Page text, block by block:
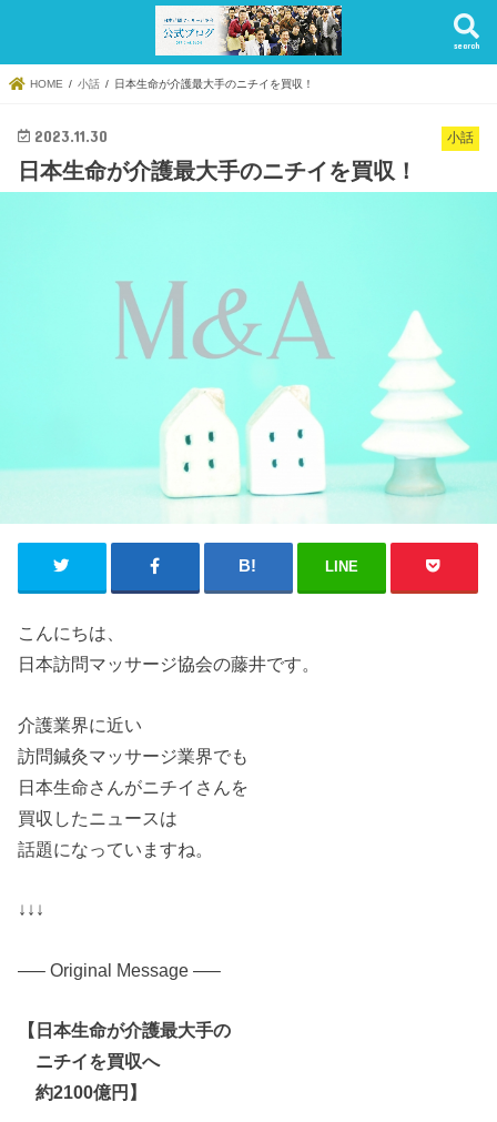
search
HOME 小話 日本生命が介護最大手のニチイを買収！
小話
2023.11.30
日本生命が介護最大手のニチイを買収！
LINE
こんにちは、
日本訪問マッサージ協会の藤井です。
介護業界に近い
訪問鍼灸マッサージ業界でも
日本生命さんがニチイ さんを
買収 したニュースは
話題になっていますね。
↓↓↓
—– Original Message —–
【 日本生命が介護最大手の
ニチイを買収へ
約2100億円】